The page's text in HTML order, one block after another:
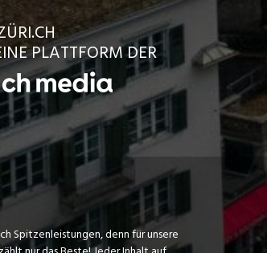
PLATTFORM DER
Spitzenleistungen, denn für unsere